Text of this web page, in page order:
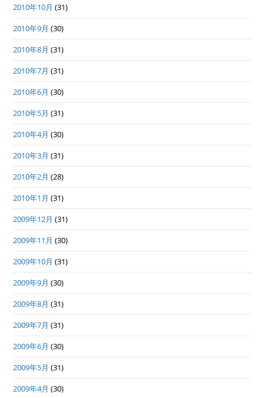
2010年10月 (31)
2010年9月 (30)
2010年8月 (31)
2010年7月 (31)
2010年6月 (30)
2010年5月 (31)
2010年4月 (30)
2010年3月 (31)
2010年2月 (28)
2010年1月 (31)
2009年12月 (31)
2009年11月 (30)
2009年10月 (31)
2009年9月 (30)
2009年8月 (31)
2009年7月 (31)
2009年6月 (30)
2009年5月 (31)
2009年4月 (30)